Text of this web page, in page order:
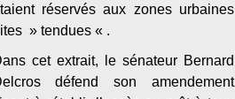
réservés aux zones urbaines
» tendues « .
cet extrait, le sénateur Bernard
défend son amendement